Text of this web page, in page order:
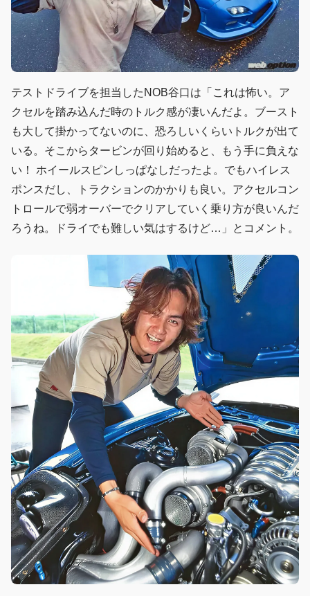
テストドライブを担当したNOB谷口は「これは怖い。ア
クセルを踏み込んだ時のトルク感が凄いんだよ。ブースト
も大して掛かってないのに、恐ろしいくらいトルクが出て
いる。そこからタービンが回り始めると、もう手に負えな
い！ ホイールスピンしっぱなしだったよ。でもハイレス
ポンスだし、トラクションのかかりも良い。アクセルコン
トロールで弱オーバーでクリアしていく乗り方が良いんだ
ろうね。ドライでも難しい気はするけど…」とコメント。